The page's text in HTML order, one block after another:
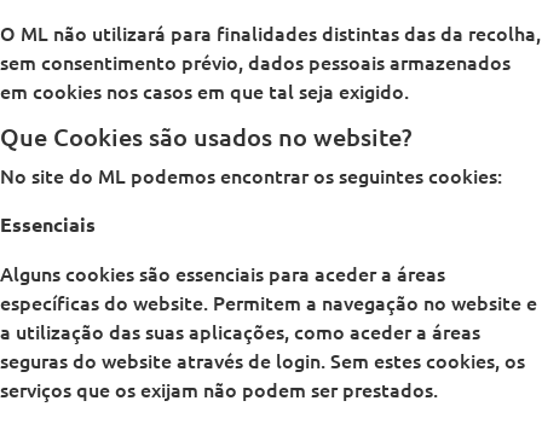
O ML não utilizará para finalidades distintas das da recolha,
sem consentimento prévio, dados pessoais armazenados
em cookies nos casos em que tal seja exigido.
Que Cookies são usados no website?
No site do ML podemos encontrar os seguintes cookies:
Essenciais
Alguns cookies são essenciais para aceder a áreas
específicas do website. Permitem a navegação no website e
a utilização das suas aplicações, como aceder a áreas
seguras do website através de login. Sem estes cookies, os
serviços que os exijam não podem ser prestados.